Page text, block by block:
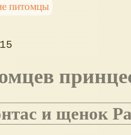
питомцы
и щенок